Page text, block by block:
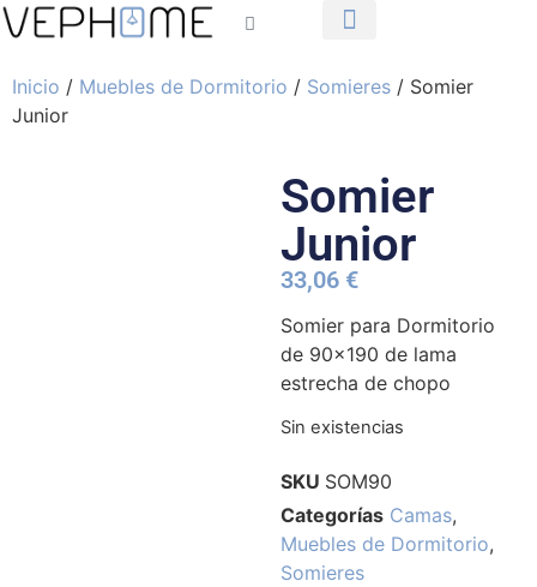
Inicio / Muebles de Dormitorio / Somieres / Somier
Junior
Somier
Junior
33,06 €
Somier para Dormitorio
de 90×190 de lama
estrecha de chopo
Sin existencias
SKU SOM90
Categorías Camas,
Muebles de Dormitorio,
Somieres